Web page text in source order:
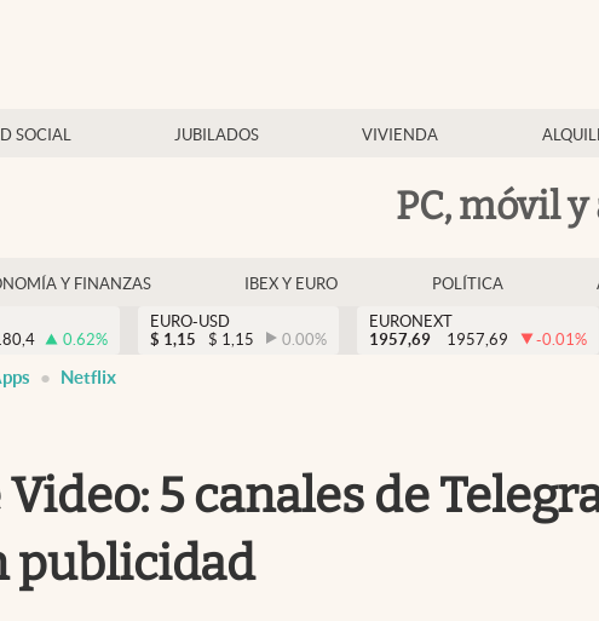
SOCIAL JUBILADOS VIVIENDA
PC, móvil y
Y FINANZAS IBEX Y EURO POLÍTICA
0.62%
EURO-USD
$ 1,15 $ 1,15 0.00%
EURONEXT
1957,69
1957,69 -0.01%
Netflix
5 canales de
publicidad